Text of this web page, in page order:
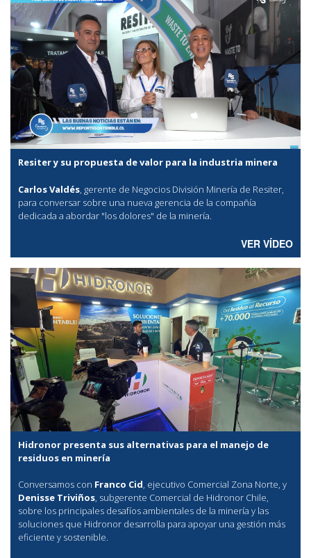
Resiter y su propuesta de valor para la industria minera
Carlos Valdés, gerente de Negocios División Minería de Resiter,
para conversar sobre una nueva gerencia de la compañía
dedicada a abordar "los dolores" de la minería.
VER VÍDEO
Hidronor presenta sus alternativas para el manejo de
residuos en minería
Conversamos con Franco Cid, ejecutivo Comercial Zona Norte, y
Denisse Triviños, subgerente Comercial de Hidronor Chile,
sobre los principales desafíos ambientales de la minería y las
soluciones que Hidronor desarrolla para apoyar una gestión más
eficiente y sostenible.